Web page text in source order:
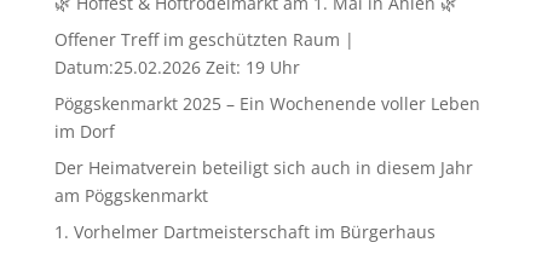
Offener Treff im geschützten Raum |
Datum:25.02.2026 Zeit: 19 Uhr
Pöggskenmarkt 2025 – Ein Wochenende voller Leben
im Dorf
Der Heimatverein beteiligt sich auch in diesem Jahr
am Pöggskenmarkt
1. Vorhelmer Dartmeisterschaft im Bürgerhaus